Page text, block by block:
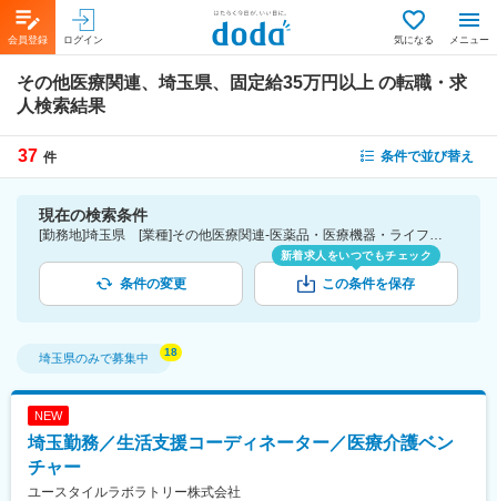
会員登録 ログイン 気になる メニュー
その他医療関連、埼玉県、固定給35万円以上 の転職・求
人検索結果
37 件 条件で並び替え
現在の検索条件
[勤務地]埼玉県 [業種]その他医療関連-医薬品・医療機器・ライフサイエンス・医療系サービス [詳細条件](待遇・福利厚生)固定給35万円以上
条件の変更
新着求人をいつでもチェック
この条件を保存
埼玉県のみで募集中
NEW
埼玉勤務／生活支援コーディネーター／医療介護ベン
チャー
ユースタイルラボラトリー株式会社